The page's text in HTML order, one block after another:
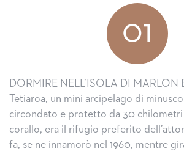
01
DORMIRE NELL’ISOLA DI MARLON
Tetiaroa, un mini arcipelago di
circondato e protetto da 30
corallo, era il rifugio preferito
fa, se ne innamorò nel 1960, mentre